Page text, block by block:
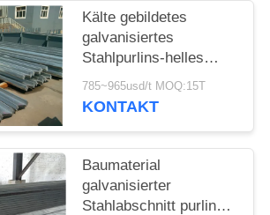
Kälte gebildetes
galvanisiertes
Stahlpurlins-helles
Stahl Z Purlin-
Baumaterial
785~965usd/t MOQ:15T
KONTAKT
Baumaterial
galvanisierter
Stahlabschnitt purlins-